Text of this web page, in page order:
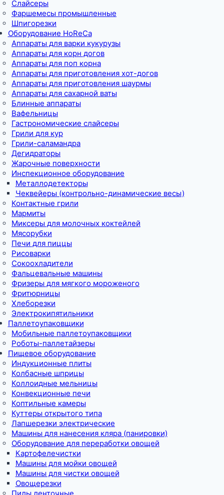
Слайсеры
Фаршемесы промышленные
Шпигорезки
Оборудование HoReCa
Аппараты для варки кукурузы
Аппараты для корн догов
Аппараты для поп корна
Аппараты для приготовления хот-догов
Аппараты для приготовления шаурмы
Аппараты для сахарной ваты
Блинные аппараты
Вафельницы
Гастрономические слайсеры
Грили для кур
Грили-саламандра
Дегидраторы
Жарочные поверхности
Инспекционное оборудование
Металлодетекторы
Чеквейеры (контрольно-динамические весы)
Контактные грили
Мармиты
Миксеры для молочных коктейлей
Мясорубки
Печи для пиццы
Рисоварки
Сокоохладители
Фальцевальные машины
Фризеры для мягкого мороженого
Фритюрницы
Хлеборезки
Электрокипятильники
Паллетоупаковщики
Мобильные паллетоупаковщики
Роботы-паллетайзеры
Пищевое оборудование
Индукционные плиты
Колбасные шприцы
Коллоидные мельницы
Конвекционные печи
Коптильные камеры
Куттеры открытого типа
Лапшерезки электрические
Машины для нанесения кляра (панировки)
Оборудование для переработки овощей
Картофелечистки
Машины для мойки овощей
Машины для чистки овощей
Овощерезки